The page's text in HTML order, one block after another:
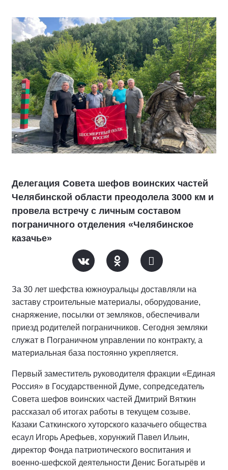
Делегация Совета шефов воинских частей
Челябинской области преодолела 3000 км и
провела встречу с личным составом
пограничного отделения «Челябинское
казачье»
За 30 лет шефства южноуральцы доставляли на
заставу строительные материалы, оборудование,
снаряжение, посылки от земляков, обеспечивали
приезд родителей пограничников. Сегодня земляки
служат в Пограничном управлении по контракту, а
материальная база постоянно укрепляется.
Первый заместитель руководителя фракции «Единая
Россия» в Государственной Думе, сопредседатель
Совета шефов воинских частей Дмитрий Вяткин
рассказал об итогах работы в текущем созыве.
Казаки Саткинского хуторского казачьего общества
есаул Игорь Арефьев, хорунжий Павел Ильин,
директор Фонда патриотического воспитания и
военно-шефской деятельности Денис Богатырёв и